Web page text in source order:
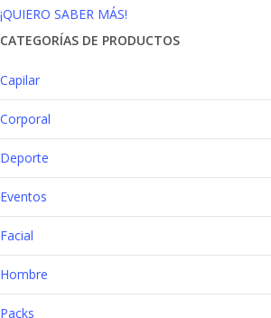
¡QUIERO SABER MÁS!
CATEGORÍAS DE PRODUCTOS
Capilar
Corporal
Deporte
Eventos
Facial
Hombre
Packs